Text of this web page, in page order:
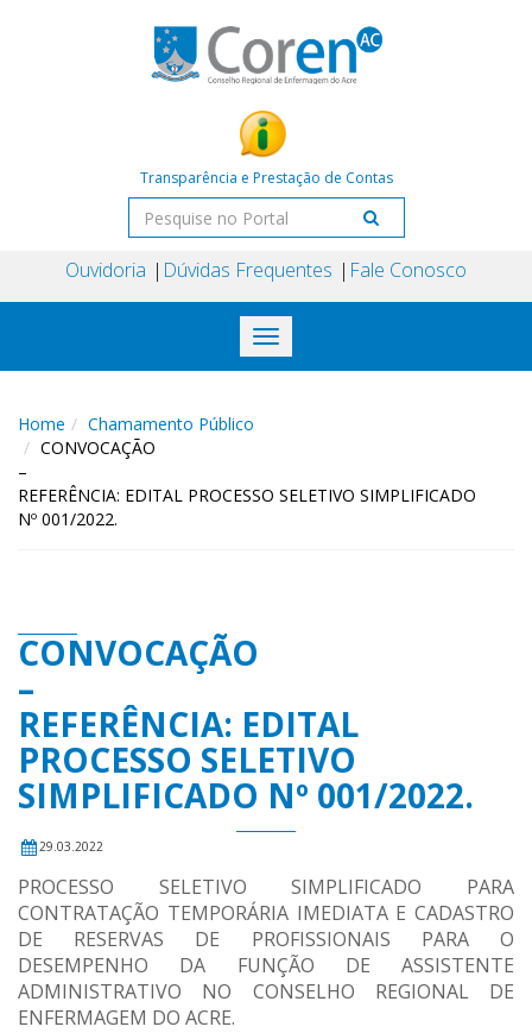
Transparência e Prestação de Contas
Ouvidoria Dúvidas Frequentes Fale Conosco
Toggle
navigation
Home
Chamamento Público
CONVOCAÇÃO
–
REFERÊNCIA: EDITAL PROCESSO SELETIVO SIMPLIFICADO
Nº 001/2022.
CONVOCAÇÃO
–
REFERÊNCIA: EDITAL
PROCESSO SELETIVO
SIMPLIFICADO Nº 001/2022.
29.03.2022
PROCESSO SELETIVO SIMPLIFICADO PARA
CONTRATAÇÃO TEMPORÁRIA IMEDIATA E CADASTRO
DE RESERVAS DE PROFISSIONAIS PARA O
DESEMPENHO DA FUNÇÃO DE ASSISTENTE
ADMINISTRATIVO NO CONSELHO REGIONAL DE
ENFERMAGEM DO ACRE.